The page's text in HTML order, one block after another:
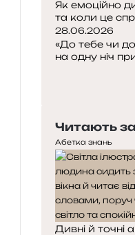
Як емоційно
та коли це
28.06.2026
«До тебе чи
на одну ніч
Читають
Абетка знань
Дивні й точні